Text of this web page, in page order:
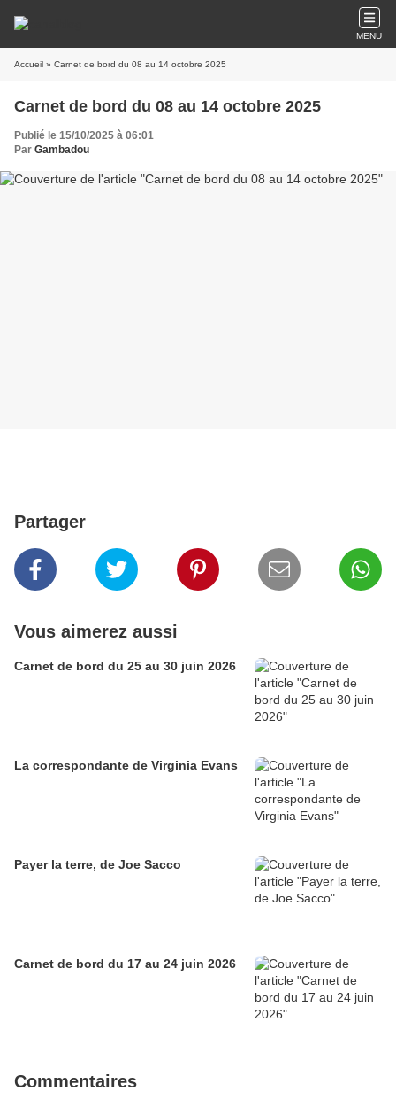
MENU
Accueil » Carnet de bord du 08 au 14 octobre 2025
Carnet de bord du 08 au 14 octobre 2025
Publié le 15/10/2025 à 06:01
Par Gambadou
Partager
Vous aimerez aussi
Carnet de bord du 25 au 30 juin 2026
La correspondante de Virginia Evans
Payer la terre, de Joe Sacco
Carnet de bord du 17 au 24 juin 2026
Commentaires